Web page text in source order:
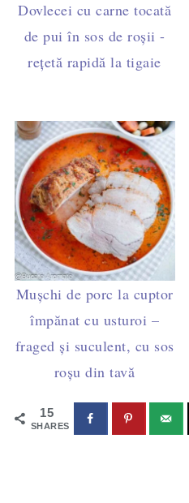
Dovlecei cu carne tocată
de pui în sos de roșii -
rețetă rapidă la tigaie
Mușchi de porc la cuptor
împănat cu usturoi –
fraged și suculent, cu sos
roșu din tavă
15
SHARES